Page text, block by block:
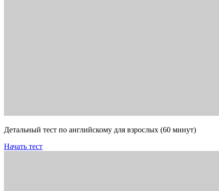
Детальный тест по английскому для взрослых (60 минут)
Начать тест